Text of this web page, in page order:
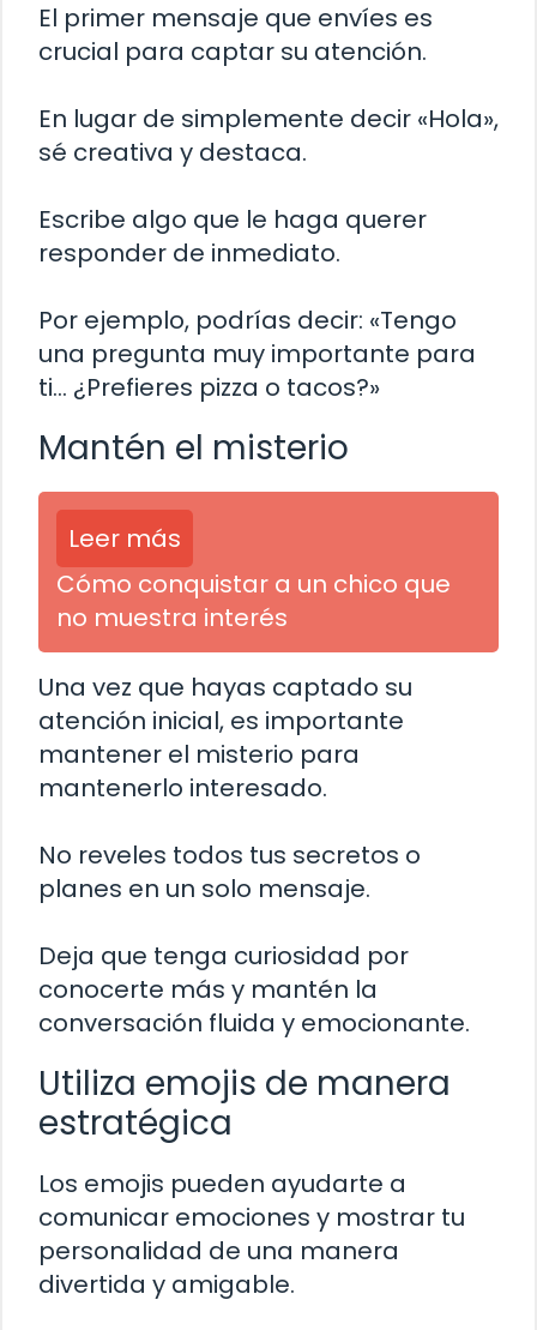
El primer mensaje que envíes es
crucial para captar su atención.
En lugar de simplemente decir «Hola»,
sé creativa y destaca.
Escribe algo que le haga querer
responder de inmediato.
Por ejemplo, podrías decir: «Tengo
una pregunta muy importante para
ti… ¿Prefieres pizza o tacos?»
Mantén el misterio
Leer más
Cómo conquistar a un chico que
no muestra interés
Una vez que hayas captado su
atención inicial, es importante
mantener el misterio para
mantenerlo interesado.
No reveles todos tus secretos o
planes en un solo mensaje.
Deja que tenga curiosidad por
conocerte más y mantén la
conversación fluida y emocionante.
Utiliza emojis de manera
estratégica
Los emojis pueden ayudarte a
comunicar emociones y mostrar tu
personalidad de una manera
divertida y amigable.